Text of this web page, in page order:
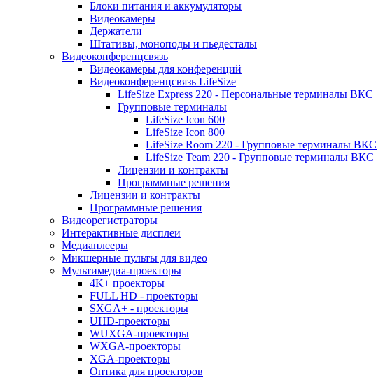
Блоки питания и аккумуляторы
Видеокамеры
Держатели
Штативы, моноподы и пьедесталы
Видеоконференцсвязь
Видеокамеры для конференций
Видеоконференцсвязь LifeSize
LifeSize Express 220 - Персональные терминалы ВКС
Групповые терминалы
LifeSize Icon 600
LifeSize Icon 800
LifeSize Room 220 - Групповые терминалы ВКС
LifeSize Team 220 - Групповые терминалы ВКС
Лицензии и контракты
Программные решения
Лицензии и контракты
Программные решения
Видеорегистраторы
Интерактивные дисплеи
Медиаплееры
Микшерные пульты для видео
Мультимедиа-проекторы
4K+ проекторы
FULL HD - проекторы
SXGA+ - проекторы
UHD-проекторы
WUXGA-проекторы
WXGA-проекторы
XGA-проекторы
Оптика для проекторов